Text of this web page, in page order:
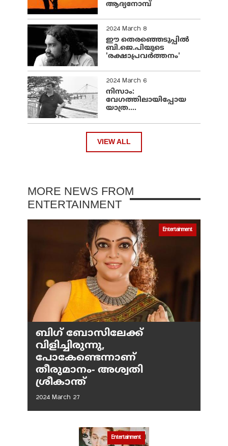
ആദ്യനോമ്പ്
2024 March 8
ഈ തെരഞ്ഞെടുപ്പില്‍
ബി.ജെ.പിയുടെ
'രക്ഷാപ്രവര്‍ത്തനം'
2024 March 6
നിസാം:
വേഗത്തിലായിപ്പോയ
യാത്ര....
VIEW ALL
MORE NEWS FROM
ENTERTAINMENT
Entertainment
ബിഗ് ബോസിലേക്ക്
വിളിച്ചിരുന്നു,
പോകേണ്ടെന്നാണ്
തീരുമാനം- അശ്വതി
ശ്രീകാന്ത്
2024 March 27
Entertainment